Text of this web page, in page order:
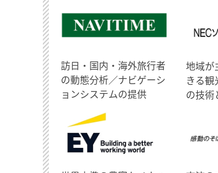
訪日・国内・海外旅行者
の動態分析／ナビゲーシ
ョンシステムの提供
地域が
きる
の技術